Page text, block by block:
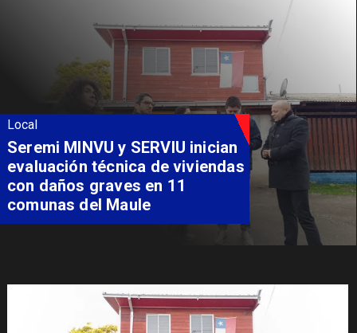
Local
Fondo Orasmi entrega apoyo a
familia de Romeral para
costear alimentación
especializada de niño con
Síndrome de Intestino Corto